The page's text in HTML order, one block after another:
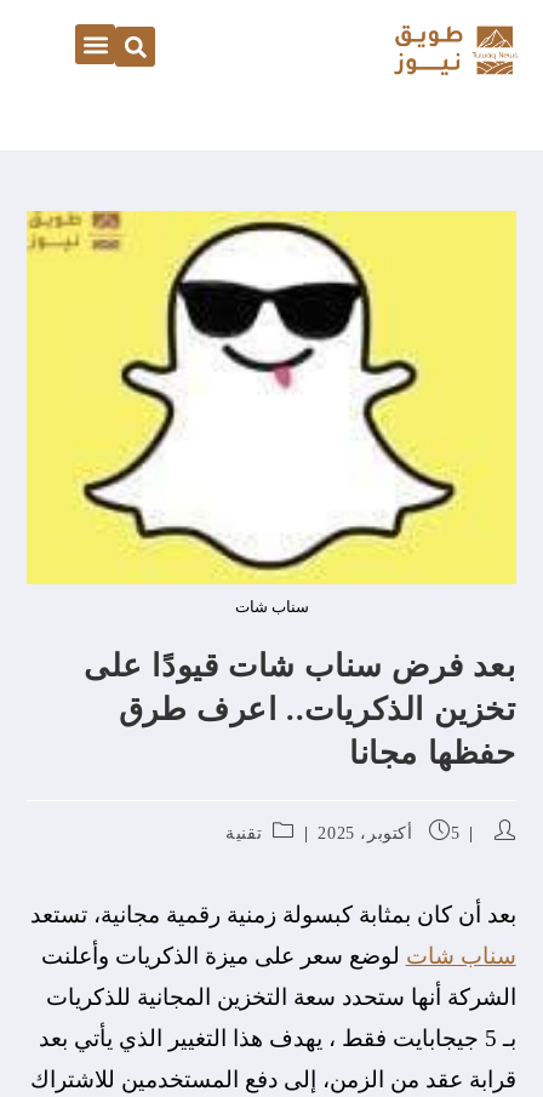
سناب شات
​بعد فرض سناب شات قيودًا على
تخزين الذكريات.. اعرف طرق
حفظها مجانا
5 أكتوبر، 2025 تقنية
​بعد أن كان بمثابة كبسولة زمنية رقمية مجانية، تستعد
سناب شات لوضع سعر على ميزة الذكريات وأعلنت
الشركة أنها ستحدد سعة التخزين المجانية للذكريات
بـ 5 جيجابايت فقط ، يهدف هذا التغيير الذي يأتي بعد
قرابة عقد من الزمن، إلى دفع المستخدمين للاشتراك